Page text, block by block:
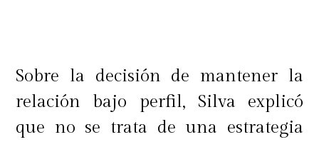
Sobre la decisión de mantener la
relación bajo perfil, Silva explicó
que no se trata de una estrategia